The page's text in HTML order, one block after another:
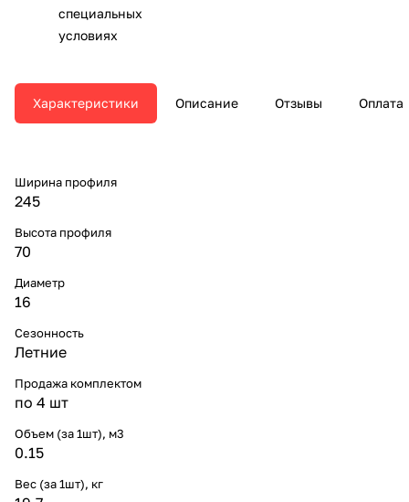
специальных
условиях
Характеристики Описание Отзывы Оплата
Ширина профиля
245
Высота профиля
70
Диаметр
16
Сезонность
Летние
Продажа комплектом
по 4 шт
Объем (за 1шт), м3
0.15
Вес (за 1шт), кг